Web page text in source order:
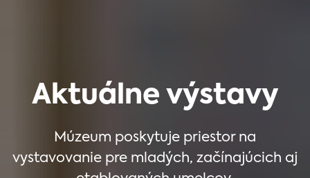
Aktuálne výstavy
Múzeum poskytuje priestor na
vystavovanie pre mladých, začínajúcich aj